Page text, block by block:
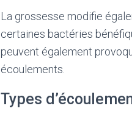
La grossesse modifie
certaines bactéries
peuvent également
écoulements.
Types